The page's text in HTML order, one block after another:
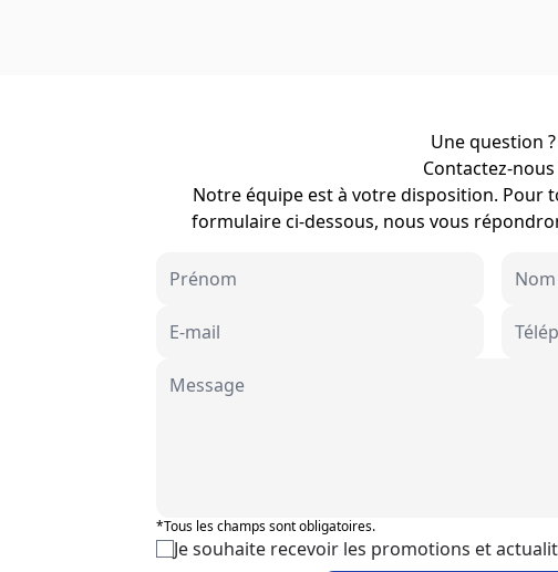
Une question ?
Contactez-nous
Notre équipe est à votre disposition. Pour
formulaire ci-dessous, nous vous
*Tous les champs sont obligatoires.
Je souhaite recevoir les promotions et